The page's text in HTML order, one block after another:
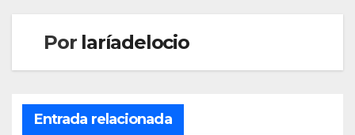
Por laríadelocio
Entrada relacionada